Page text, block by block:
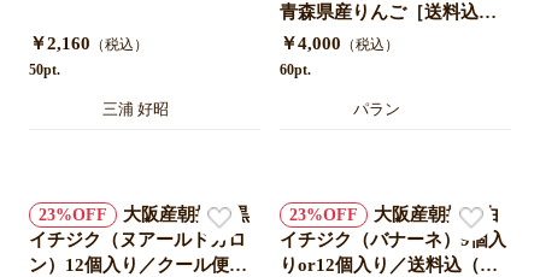
￥2,160 （税込）
50pt.
三浦 好昭
青森県産りんご［送料込
み］
￥4,000 （税込）
60pt.
パラン
23
大阪産朝採れ黒
イチジク（ヌアールドカロ
ン）12個入り／クール便送
23
大阪産朝採れ白
イチジク（バナーネ）9個入
りor12個入り／送料込（別